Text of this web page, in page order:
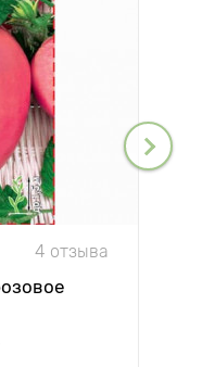
4 отзыва